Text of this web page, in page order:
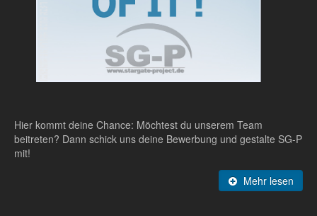
Hier kommt deine Chance: Möchtest du unserem Team
beitreten? Dann schick uns deine Bewerbung und gestalte SG-P
mit!
Mehr lesen